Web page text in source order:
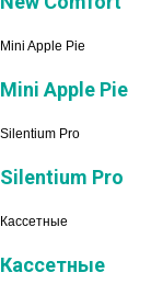
Mini Apple Pie
Mini Apple Pie
Silentium Pro
Silentium Pro
Кассетные
Кассетные